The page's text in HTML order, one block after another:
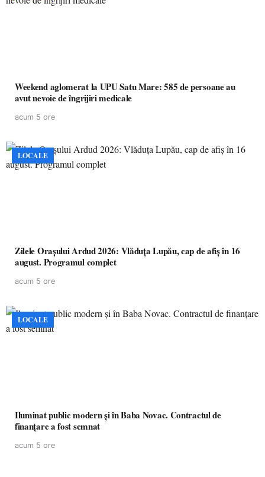
Weekend aglomerat la UPU Satu Mare: 585 de persoane au
avut nevoie de îngrijiri medicale
acum 5 ore
LOCALE
Zilele Orașului Ardud 2026: Vlăduța Lupău, cap de afiș în 16
august. Programul complet
acum 5 ore
LOCALE
Iluminat public modern și în Baba Novac. Contractul de
finanțare a fost semnat
acum 5 ore